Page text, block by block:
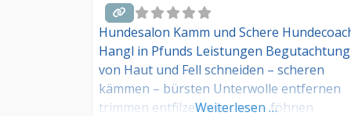
Hundesalon Kamm und Schere
Hangl in Pfunds Leistungen Begutachtung
von Haut und Fell schneiden – scheren
kämmen – bürsten Unterwolle entfernen
trimmen entfilzen waschen – föhnen
Weiterlesen …